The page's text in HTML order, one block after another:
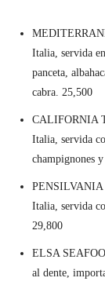
Italia, servida
panceta,
cabra. 25,500
CALIFORNIA
Italia, servida
champignones
PENSILVANIA
Italia, servida
29,800
ELSA
al dente,